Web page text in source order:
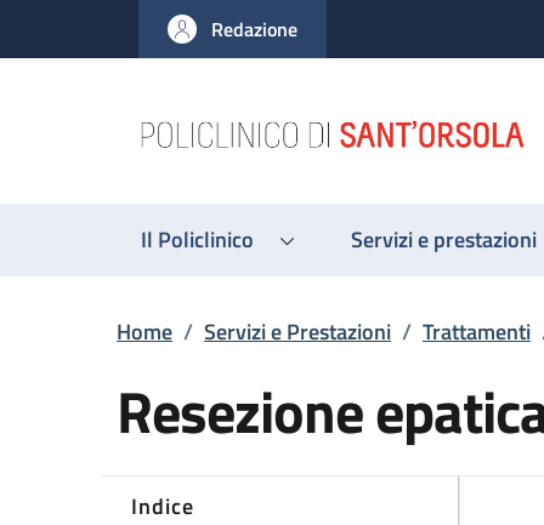
al contenuto principale
to footer content
Redazione
Il Policlinico Servizi e prestazioni
Briciole di pane
Home / Servizi e Prestazioni / Trattamenti
Resezione
Indice